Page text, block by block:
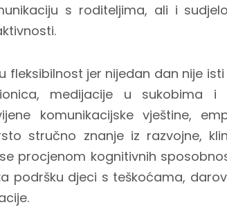
s roditeljima, ali i
fleksibilnost jer nijedan dan nije
medijacije u sukobima
komunikacijske vještine,
stručno znanje iz razvojne,
procjenom kognitivnih
podršku djeci s teškoćama,